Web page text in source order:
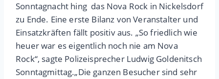
Sonntagnacht hing das Nova Rock in Nickelsdorf
zu Ende. Eine erste Bilanz von Veranstalter und
Einsatzkräften fällt positiv aus. „So friedlich wie
heuer war es eigentlich noch nie am Nova
Rock“, sagte Polizeisprecher Ludwig Goldenitsch
Sonntagmittag.„Die ganzen Besucher sind sehr